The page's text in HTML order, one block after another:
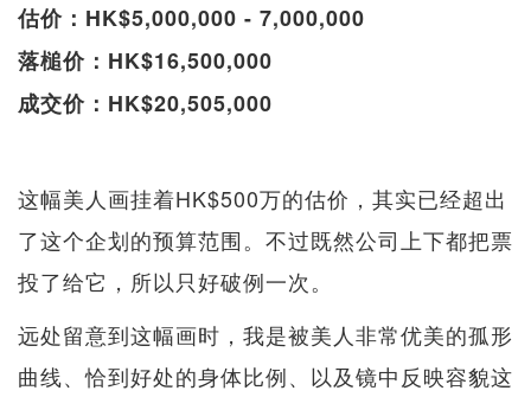
估价：HK$5,000,000 - 7,000,000
落槌价：HK$16,500,000
成交价：HK$20,505,000
这幅美人画挂着HK$500万的估价，其实已经超出
了这个企划的预算范围。不过既然公司上下都把票
投了给它，所以只好破例一次。
远处留意到这幅画时，我是被美人非常优美的孤形
曲线、恰到好处的身体比例、以及镜中反映容貌这